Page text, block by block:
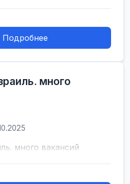
Подробнее
много
много вакансий